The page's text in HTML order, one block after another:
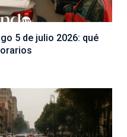
5 de julio 2026: qué